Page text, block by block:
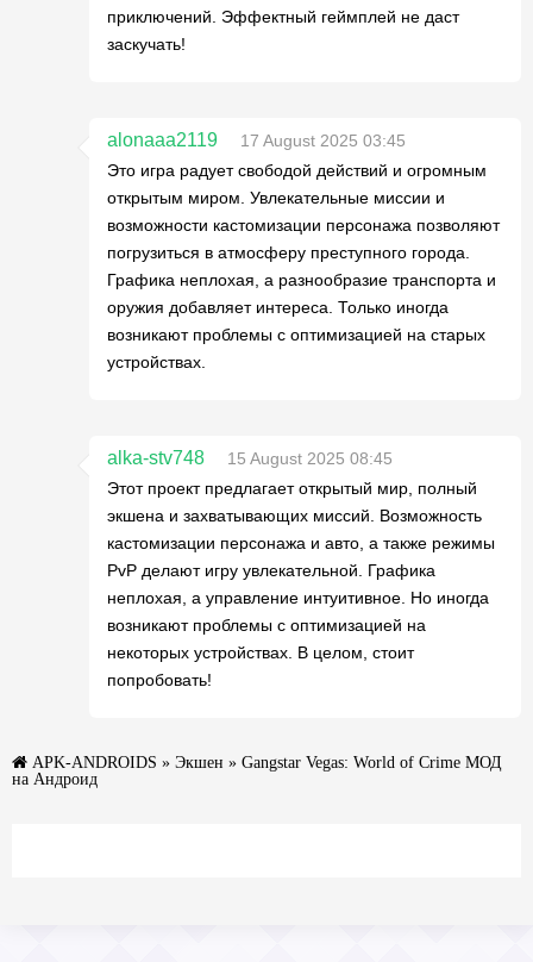
приключений. Эффектный геймплей не даст
заскучать!
alonaaa2119
17 August 2025 03:45
Это игра радует свободой действий и огромным
открытым миром. Увлекательные миссии и
возможности кастомизации персонажа позволяют
погрузиться в атмосферу преступного города.
Графика неплохая, а разнообразие транспорта и
оружия добавляет интереса. Только иногда
возникают проблемы с оптимизацией на старых
устройствах.
alka-stv748
15 August 2025 08:45
Этот проект предлагает открытый мир, полный
экшена и захватывающих миссий. Возможность
кастомизации персонажа и авто, а также режимы
PvP делают игру увлекательной. Графика
неплохая, а управление интуитивное. Но иногда
возникают проблемы с оптимизацией на
некоторых устройствах. В целом, стоит
попробовать!
APK-ANDROIDS » Экшен » Gangstar Vegas: World of Crime МОД
на Андроид